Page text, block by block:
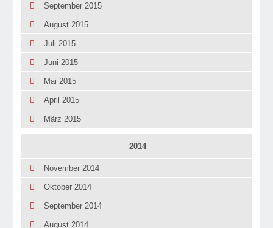
September 2015
August 2015
Juli 2015
Juni 2015
Mai 2015
April 2015
März 2015
2014
November 2014
Oktober 2014
September 2014
August 2014